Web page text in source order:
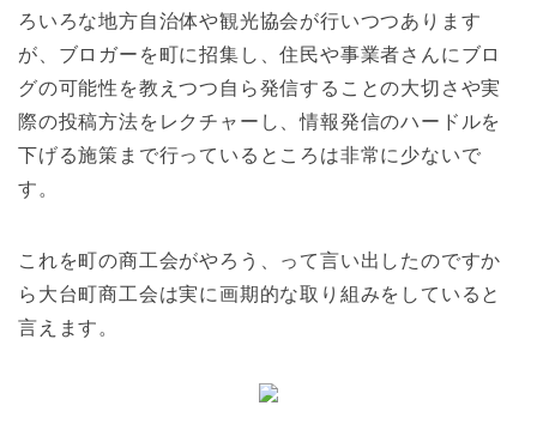
ろいろな地方自治体や観光協会が行いつつあります
が、ブロガーを町に招集し、住民や事業者さんにブロ
グの可能性を教えつつ自ら発信することの大切さや実
際の投稿方法をレクチャーし、情報発信のハードルを
下げる施策まで行っているところは非常に少ないで
す。
これを町の商工会がやろう、って言い出したのですか
ら大台町商工会は実に画期的な取り組みをしていると
言えます。